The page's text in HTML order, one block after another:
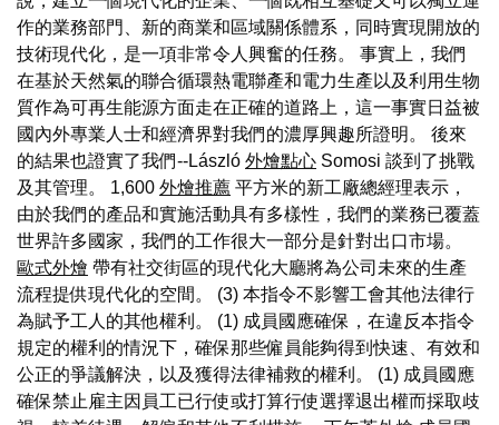
作的業務部門、新的商業和區域關係體系，同時實現開放的
技術現代化，是一項非常令人興奮的任務。 事實上，我們
在基於天然氣的聯合循環熱電聯產和電力生產以及利用生物
質作為可再生能源方面走在正確的道路上，這一事實日益被
國內外專業人士和經濟界對我們的濃厚興趣所證明。 後來
的結果也證實了我們--László 外燴點心 Somosi 談到了挑戰
及其管理。 1,600 外燴推薦 平方米的新工廠總經理表示，
由於我們的產品和實施活動具有多樣性，我們的業務已覆蓋
世界許多國家，我們的工作很大一部分是針對出口市場。
歐式外燴 帶有社交街區的現代化大廳將為公司未來的生產
流程提供現代化的空間。 (3) 本指令不影響工會其他法律行
為賦予工人的其他權利。 (1) 成員國應確保，在違反本指令
規定的權利的情況下，確保那些僱員能夠得到快速、有效和
公正的爭議解決，以及獲得法律補救的權利。 (1) 成員國應
確保禁止雇主因員工已行使或打算行使選擇退出權而採取歧